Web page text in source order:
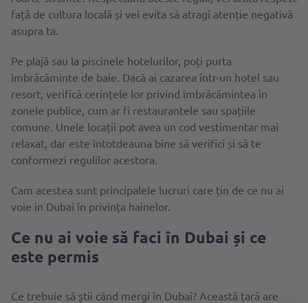
față de cultura locală și vei evita să atragi atenție negativă
asupra ta.
Pe plajă sau la piscinele hotelurilor, poți purta
îmbrăcăminte de baie. Dacă ai cazarea într-un hotel sau
resort, verifică cerințele lor privind îmbrăcămintea în
zonele publice, cum ar fi restaurantele sau spațiile
comune. Unele locații pot avea un cod vestimentar mai
relaxat, dar este întotdeauna bine să verifici și să te
conformezi regulilor acestora.
Cam acestea sunt principalele lucruri care țin de ce nu ai
voie in Dubai în privința hainelor.
Ce nu ai voie să faci în Dubai și ce
este permis
Ce trebuie să știi când mergi în Dubai? Această țară are